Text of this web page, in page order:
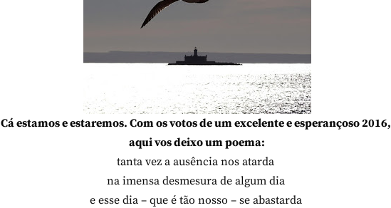
Cá estamos e estaremos. Com os votos de um excelente e esperançoso 2016,
aqui vos deixo um poema:
tanta vez a ausência nos atarda
na imensa desmesura de algum dia
e esse dia – que é tão nosso – se abastarda